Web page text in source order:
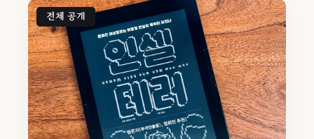
전체 공개